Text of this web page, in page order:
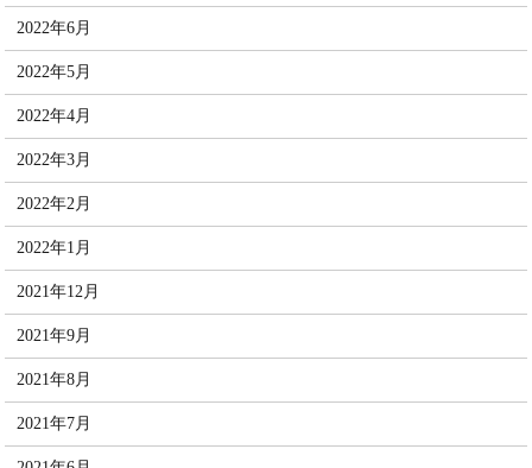
2022年6月
2022年5月
2022年4月
2022年3月
2022年2月
2022年1月
2021年12月
2021年9月
2021年8月
2021年7月